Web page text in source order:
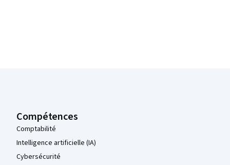
Compétences
Comptabilité
Intelligence artificielle (IA)
Cybersécurité